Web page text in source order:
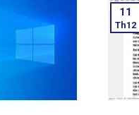
11
Th12